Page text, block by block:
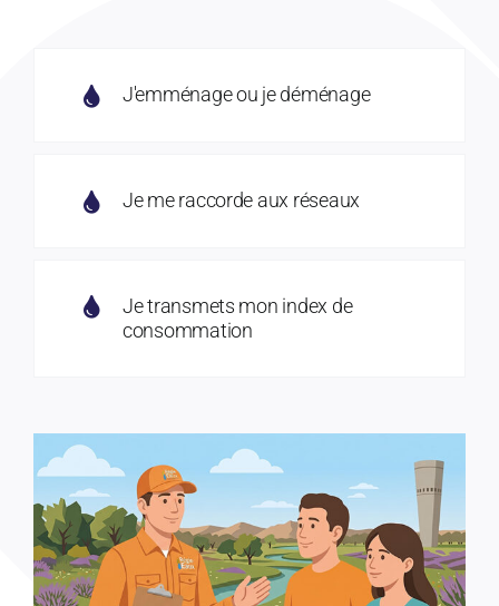
J'emménage ou je déménage
Je me raccorde aux réseaux
Je transmets mon index de
consommation